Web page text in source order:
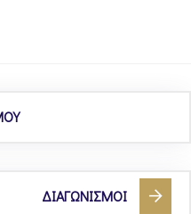
ΔΙΑΓΩΝΙΣΜΟΙ